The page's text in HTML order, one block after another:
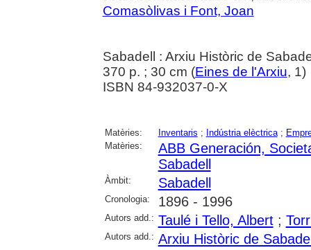
Comasòlivas i Font, Joan
Sabadell : Arxiu Històric de
370 p. ; 30 cm (Eines de l'Arxiu, 1)
ISBN 84-932037-0-X
Matèries: Inventaris ; Indústria elèctrica;
Matèries:
ABB Generación,
Sabadell
Àmbit: Sabadell
Cronologia: 1896 - 1996
Autors add.: Taulé i Tello, Albert;
Autors add.: Arxiu Històric de